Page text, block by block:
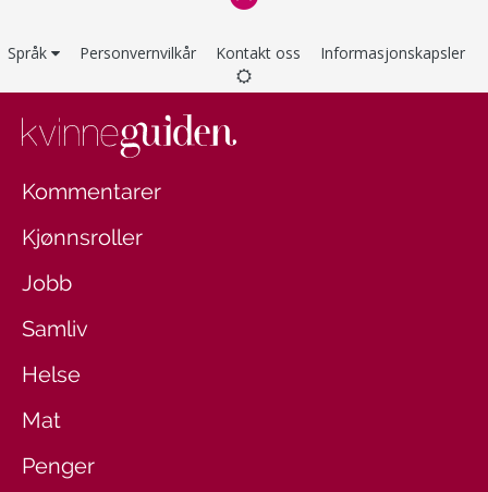
Språk Personvernvilkår Kontakt oss Informasjonskapsler
Kommentarer
Kjønnsroller
Jobb
Samliv
Helse
Mat
Penger